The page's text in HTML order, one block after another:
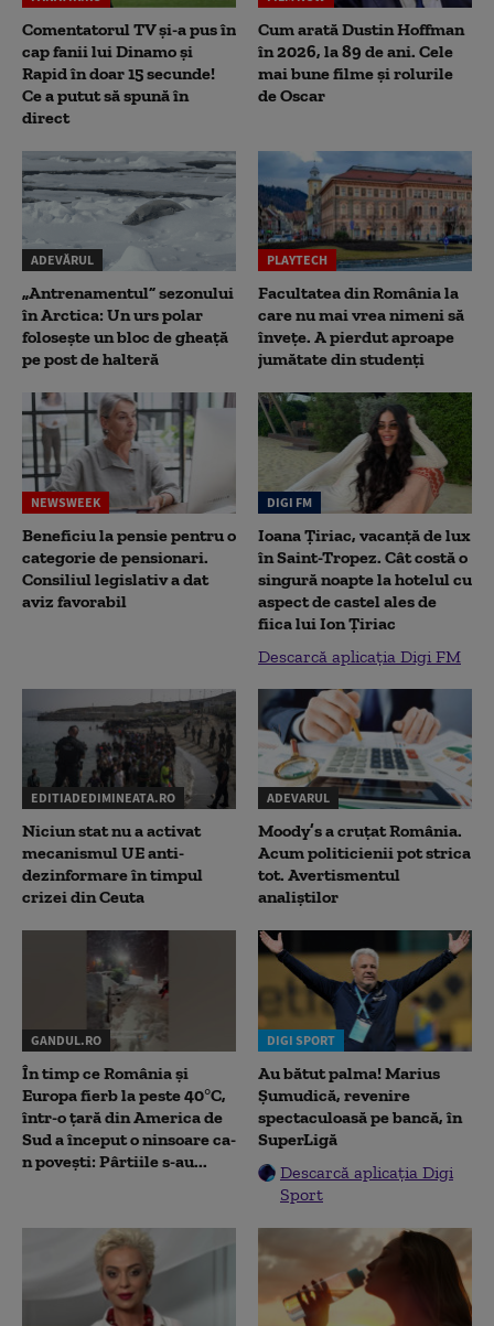
Comentatorul TV și-a pus în
cap fanii lui Dinamo și
Rapid în doar 15 secunde!
Ce a putut să spună în
direct
Cum arată Dustin Hoffman
în 2026, la 89 de ani. Cele
mai bune filme și rolurile
de Oscar
ADEVĂRUL
„Antrenamentul” sezonului
în Arctica: Un urs polar
folosește un bloc de gheață
pe post de halteră
PLAYTECH
Facultatea din România la
care nu mai vrea nimeni să
înveţe. A pierdut aproape
jumătate din studenţi
NEWSWEEK
Beneficiu la pensie pentru o
categorie de pensionari.
Consiliul legislativ a dat
aviz favorabil
DIGI FM
Ioana Țiriac, vacanță de lux
în Saint-Tropez. Cât costă o
singură noapte la hotelul cu
aspect de castel ales de
fiica lui Ion Țiriac
Descarcă aplicația Digi FM
EDITIADEDIMINEATA.RO
Niciun stat nu a activat
mecanismul UE anti-
dezinformare în timpul
crizei din Ceuta
ADEVARUL
Moody’s a cruțat România.
Acum politicienii pot strica
tot. Avertismentul
analiștilor
GANDUL.RO
În timp ce România și
Europa fierb la peste 40°C,
într-o țară din America de
Sud a început o ninsoare ca-
n povești: Pârtiile s-au...
DIGI SPORT
Au bătut palma! Marius
Șumudică, revenire
spectaculoasă pe bancă, în
SuperLigă
Descarcă aplicația Digi
Sport